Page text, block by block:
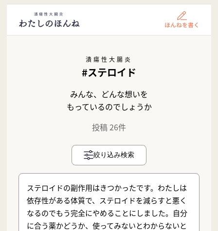
潰瘍性大腸炎
#ステロイド
みんな、どんな想いを
もっているのでしょうか
投稿 26件
絞り込み検索
ステロイドの副作用はきつかったです。わたしは
依存性がある体質で、ステロイドを減らすと悪く
なるのでもう完全にやめることにしました。自分
に合う薬かどうか、使ってみないとわからないと